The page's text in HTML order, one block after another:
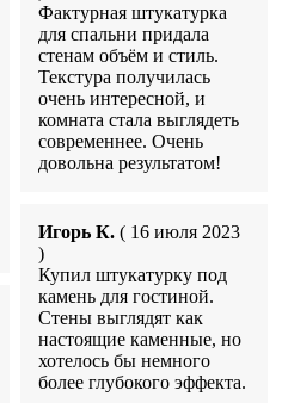
Фактурная штукатурка
для спальни придала
стенам объём и стиль.
Текстура получилась
очень интересной, и
комната стала выглядеть
современнее. Очень
довольна результатом!
Игорь К. ( 16 июля 2023
)
Купил штукатурку под
камень для гостиной.
Стены выглядят как
настоящие каменные, но
хотелось бы немного
более глубокого эффекта.